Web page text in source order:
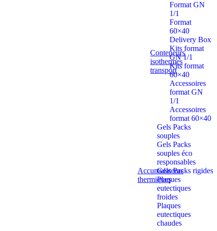
Conteneurs
isothermes
transport
Format GN
1/1
Format
60×40
Delivery Box
Kits format
GN 1/1
Kits format
60×40
Accessoires
format GN
1/1
Accessoires
format 60×40
Accumulateurs
thermiques
Gels Packs
souples
Gels Packs
souples éco
responsables
Gels Packs rigides
Plaques
eutectiques
froides
Plaques
eutectiques
chaudes